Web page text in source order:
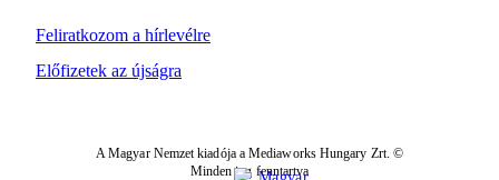
Feliratkozom a hírlevélre
Előfizetek az újságra
A Magyar Nemzet kiadója a Mediaworks Hungary Zrt. ©
Minden jog fenntartva